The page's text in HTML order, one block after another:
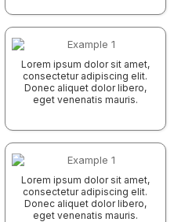
Lorem ipsum dolor sit amet,
consectetur adipiscing elit.
Donec aliquet dolor libero,
eget venenatis mauris.
Lorem ipsum dolor sit amet,
consectetur adipiscing elit.
Donec aliquet dolor libero,
eget venenatis mauris.